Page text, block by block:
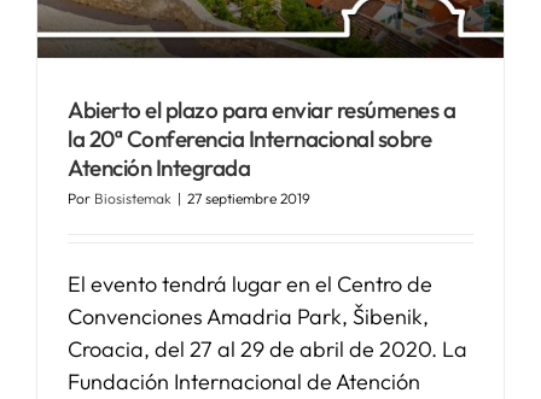
SERVICIOS
APOYO I+D+I
Abierto el plazo para enviar resúmenes a
la 20ª Conferencia Internacional sobre
Atención Integrada
Por Biosistemak | 27 septiembre 2019
El evento tendrá lugar en el Centro de
Convenciones Amadria Park, Šibenik,
Croacia, del 27 al 29 de abril de 2020. La
Fundación Internacional de Atención